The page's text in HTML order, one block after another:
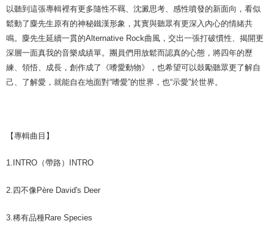
以聽到這張專輯裡有更多隨性不羈、沈澱思考、感性噴發的新面向，看似
鬆動了麋先生原有的神秘鐵漢形象，其實與聽眾有更深入內心的情緒共
鳴。麋先生延續一貫的Alternative Rock曲風，交出一張打破慣性、揭開更
深層一面真我的音樂成績單。團員們用放鬆而認真的心態，將四年的歷
練、領悟、成長，創作成了《嗜愛動物》，也希望可以鼓勵聽眾更了解自
己、了解愛，就能自在地面對“嗜愛”的世界，也“示愛”於世界。
【專輯曲目】
1. INTRO（帶路） INTRO
2. 四不像 Père David's Deer
3. 稀有品種Rare Species ‭ ‬‬‬‬‬‬‬‬